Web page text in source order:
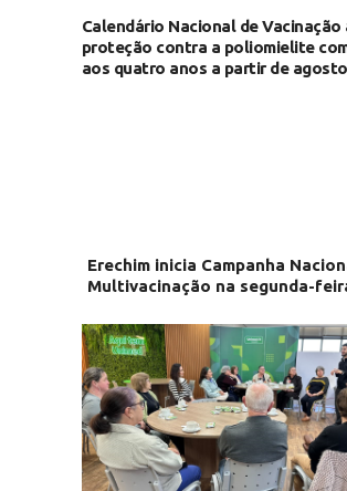
Calendário Nacional de Vacinação
proteção contra a poliomielite
aos quatro anos a partir de agosto
Erechim inicia Campanha
Multivacinação na segunda-